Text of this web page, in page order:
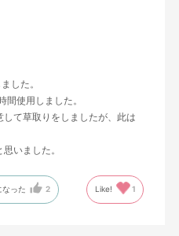
した。
使用しました。
て草取りをしましたが、此は
いました。
なった 2 Like! 1